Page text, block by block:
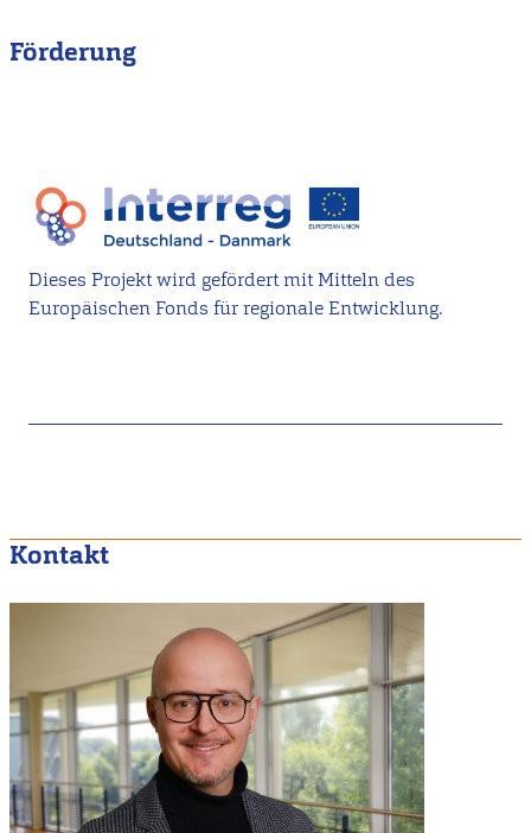
Förderung
Dieses Projekt wird gefördert mit Mitteln des
Europäischen Fonds für regionale Entwicklung.
Kontakt